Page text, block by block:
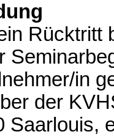
Rücktritt
in
der
Saarlouis,